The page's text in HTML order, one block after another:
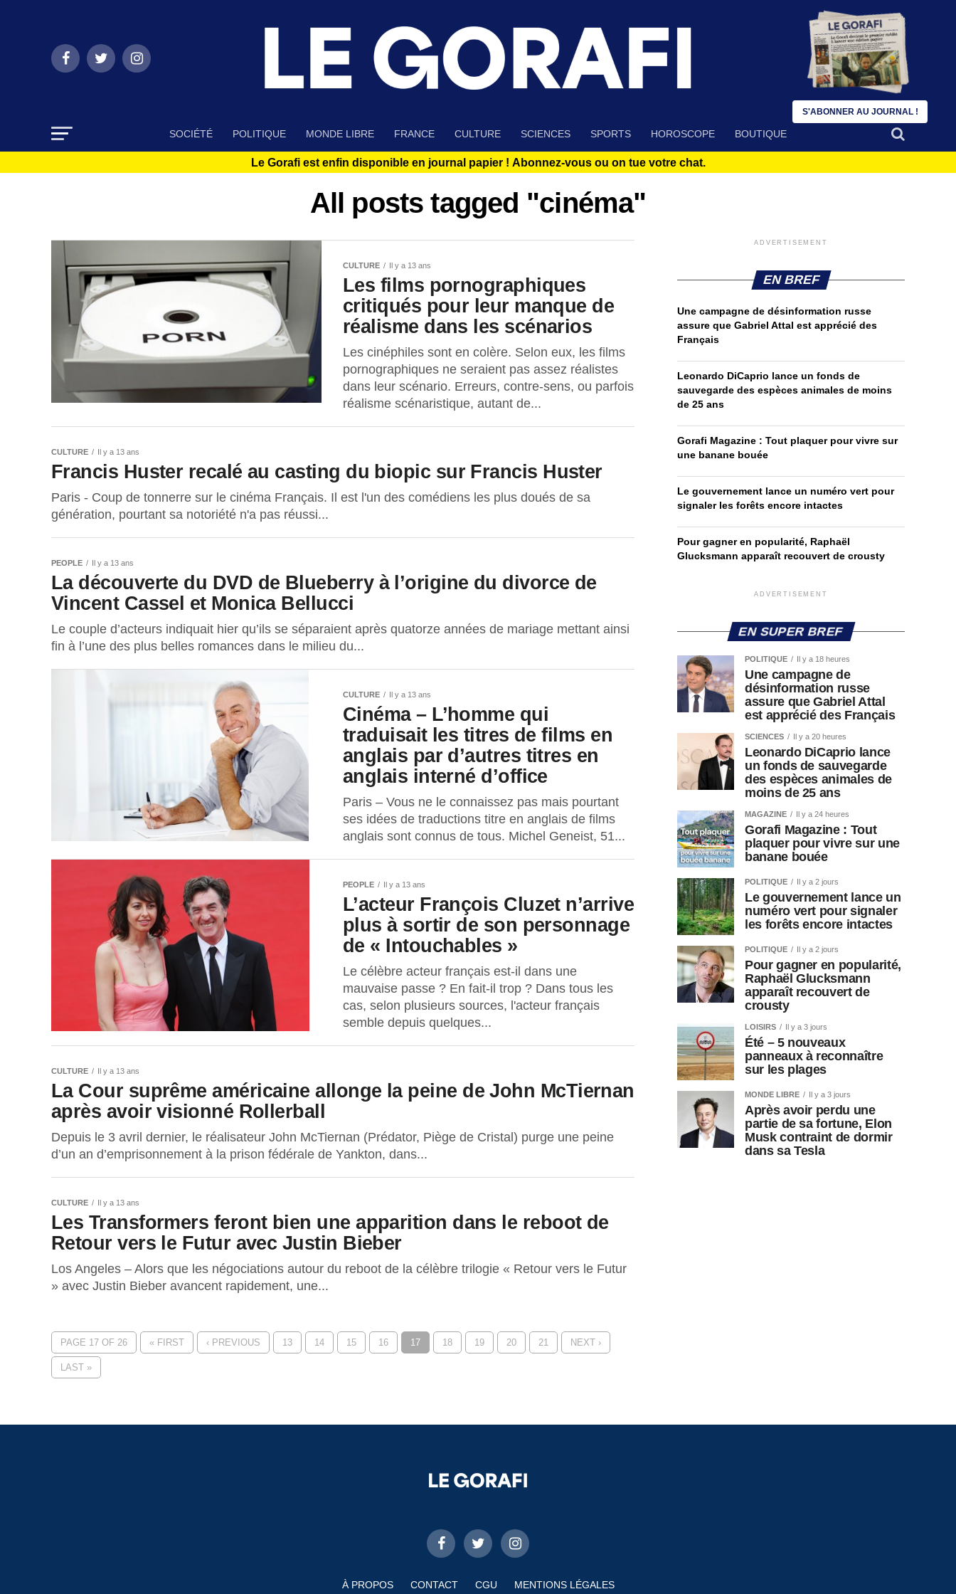
SOCIÉTÉ POLITIQUE MONDE LIBRE FRANCE CULTURE SCIENCES SPORTS HOROSCOPE BOUTIQUE
Le Gorafi est enfin disponible en journal papier ! Abonnez-vous ou on tue votre chat.
All posts tagged "cinéma"
CULTURE Il y a 13 ans
Les films pornographiques
critiqués pour leur manque de
réalisme dans les scénarios
Les cinéphiles sont en colère. Selon eux, les films
pornographiques ne seraient pas assez réalistes
dans leur scénario. Erreurs, contre-sens, ou parfois
réalisme scénaristique, autant de...
CULTURE Il y a 13 ans
Francis Huster recalé au casting du biopic sur Francis Huster
Paris - Coup de tonnerre sur le cinéma Français. Il est l'un des comédiens les plus doués de sa
génération, pourtant sa notoriété n'a pas réussi...
PEOPLE Il y a 13 ans
La découverte du DVD de Blueberry à l’origine du divorce de
Vincent Cassel et Monica Bellucci
Le couple d’acteurs indiquait hier qu’ils se séparaient après quatorze années de mariage mettant ainsi
fin à l’une des plus belles romances dans le milieu du...
CULTURE Il y a 13 ans
Cinéma – L’homme qui
traduisait les titres de films en
anglais par d’autres titres en
anglais interné d’office
Paris – Vous ne le connaissez pas mais pourtant
ses idées de traductions titre en anglais de films
anglais sont connus de tous. Michel Geneist, 51...
PEOPLE Il y a 13 ans
L’acteur François Cluzet n’arrive
plus à sortir de son personnage
de « Intouchables »
Le célèbre acteur français est-il dans une
mauvaise passe ? En fait-il trop ? Dans tous les
cas, selon plusieurs sources, l'acteur français
semble depuis quelques...
CULTURE Il y a 13 ans
La Cour suprême américaine allonge la peine de John McTiernan
après avoir visionné Rollerball
Depuis le 3 avril dernier, le réalisateur John McTiernan (Prédator, Piège de Cristal) purge une peine
d’un an d’emprisonnement à la prison fédérale de Yankton, dans...
CULTURE Il y a 13 ans
Les Transformers feront bien une apparition dans le reboot de
Retour vers le Futur avec Justin Bieber
Los Angeles – Alors que les négociations autour du reboot de la célèbre trilogie « Retour vers le Futur
» avec Justin Bieber avancent rapidement, une...
PAGE 17 OF 26 « FIRST ‹ PREVIOUS 13 14 15 16 17 18 19 20 21 NEXT ›
LAST »
ADVERTISEMENT
EN BREF
Une campagne de désinformation russe
assure que Gabriel Attal est apprécié des
Français
Leonardo DiCaprio lance un fonds de
sauvegarde des espèces animales de moins
de 25 ans
Gorafi Magazine : Tout plaquer pour vivre sur
une banane bouée
Le gouvernement lance un numéro vert pour
signaler les forêts encore intactes
Pour gagner en popularité, Raphaël
Glucksmann apparaît recouvert de crousty
ADVERTISEMENT
EN SUPER BREF
POLITIQUE Il y a 18 heures
Une campagne de
désinformation russe
assure que Gabriel Attal
est apprécié des Français
SCIENCES Il y a 20 heures
Leonardo DiCaprio lance
un fonds de sauvegarde
des espèces animales de
moins de 25 ans
MAGAZINE Il y a 24 heures
Gorafi Magazine : Tout
plaquer pour vivre sur une
banane bouée
POLITIQUE Il y a 2 jours
Le gouvernement lance un
numéro vert pour signaler
les forêts encore intactes
POLITIQUE Il y a 2 jours
Pour gagner en popularité,
Raphaël Glucksmann
apparaît recouvert de
crousty
LOISIRS Il y a 3 jours
Été – 5 nouveaux
panneaux à reconnaître
sur les plages
MONDE LIBRE Il y a 3 jours
Après avoir perdu une
partie de sa fortune, Elon
Musk contraint de dormir
dans sa Tesla
À PROPOS CONTACT CGU MENTIONS LÉGALES
S'ABONNER AU JOURNAL !